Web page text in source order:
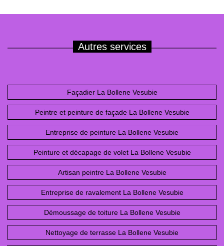
Autres services
Façadier La Bollene Vesubie
Peintre et peinture de façade La Bollene Vesubie
Entreprise de peinture La Bollene Vesubie
Peinture et décapage de volet La Bollene Vesubie
Artisan peintre La Bollene Vesubie
Entreprise de ravalement La Bollene Vesubie
Démoussage de toiture La Bollene Vesubie
Nettoyage de terrasse La Bollene Vesubie